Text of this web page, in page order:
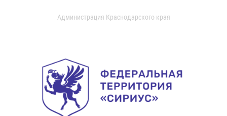
Администрация Краснодарского края